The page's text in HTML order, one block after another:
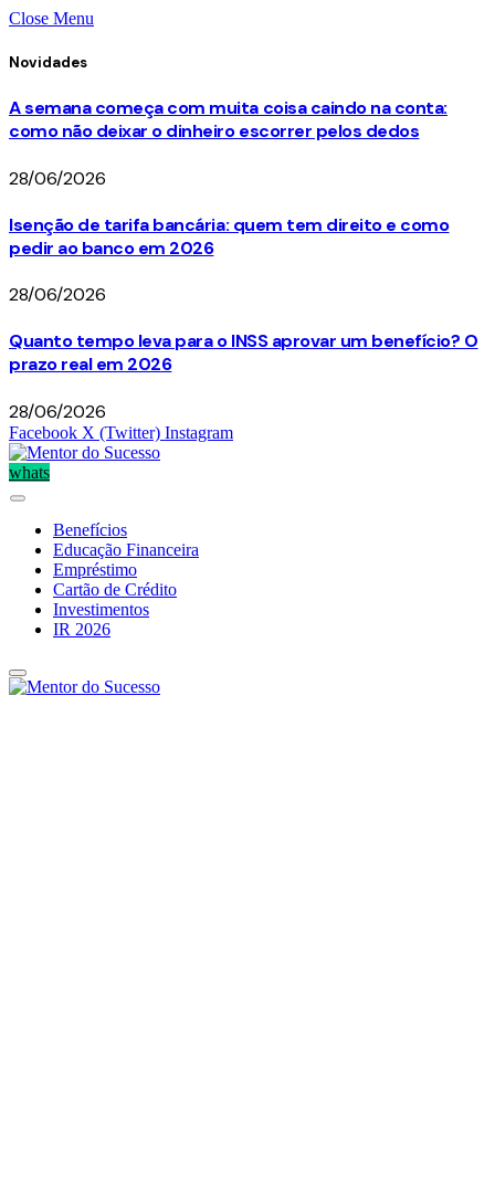
Close Menu
Novidades
A semana começa com muita coisa caindo na conta:
como não deixar o dinheiro escorrer pelos dedos
28/06/2026
Isenção de tarifa bancária: quem tem direito e como
pedir ao banco em 2026
28/06/2026
Quanto tempo leva para o INSS aprovar um benefício? O
prazo real em 2026
28/06/2026
Facebook X (Twitter) Instagram
whats
Benefícios
Educação Financeira
Empréstimo
Cartão de Crédito
Investimentos
IR 2026